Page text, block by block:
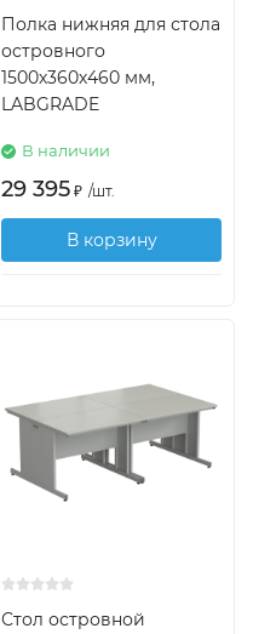
Полка нижняя для стола
островного
1500х360х460 мм,
LABGRADE
В наличии
29 395 ₽ /шт.
В корзину
Стол островной